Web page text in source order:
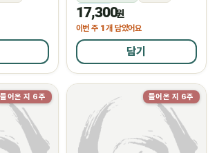
냉장
17,300원
이번 주 1개 담았어요
담기
들어온 지 6주 들어온 지 6주